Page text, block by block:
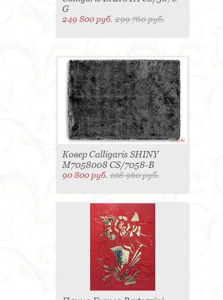
G
249 800 руб.299 760 руб.
Ковер Calligaris SHINY
M7058008 CS/7058-B
90 800 руб.108 960 руб.